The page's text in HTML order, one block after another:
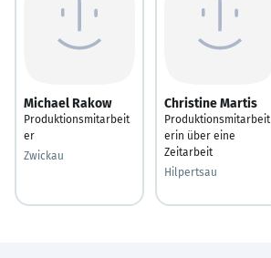
Michael Rakow
Produktionsmitarbeit
er
Zwickau
Christine Martis
Produktionsmitarbeit
erin über eine
Zeitarbeit
Hilpertsau